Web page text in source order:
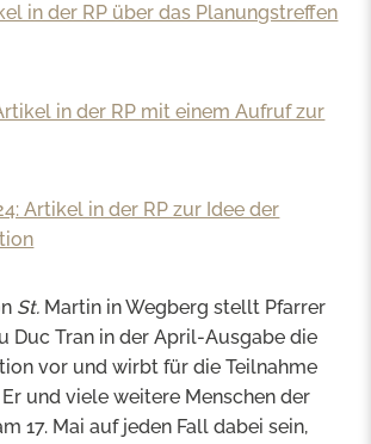
in der RP über das Planungstreffen
in der RP mit einem Aufruf zur
Artikel in der RP zur Idee der
St. Martin in Wegberg stellt Pfarrer
Duc Tran in der April-Ausgabe die
vor und wirbt für die Teilnahme
und viele weitere Menschen der
17. Mai auf jeden Fall dabei sein,